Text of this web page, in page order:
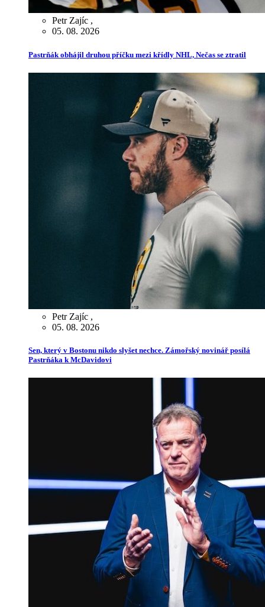
Petr Zajíc ,
05. 08. 2026
Pastrňák obhájil druhou příčku mezi křídly NHL, Nečas se ztratil
Petr Zajíc ,
05. 08. 2026
Sen, který v Bostonu nikdo slyšet nechce. Zámořský novinář posílá
Pastrňáka k McDavidovi